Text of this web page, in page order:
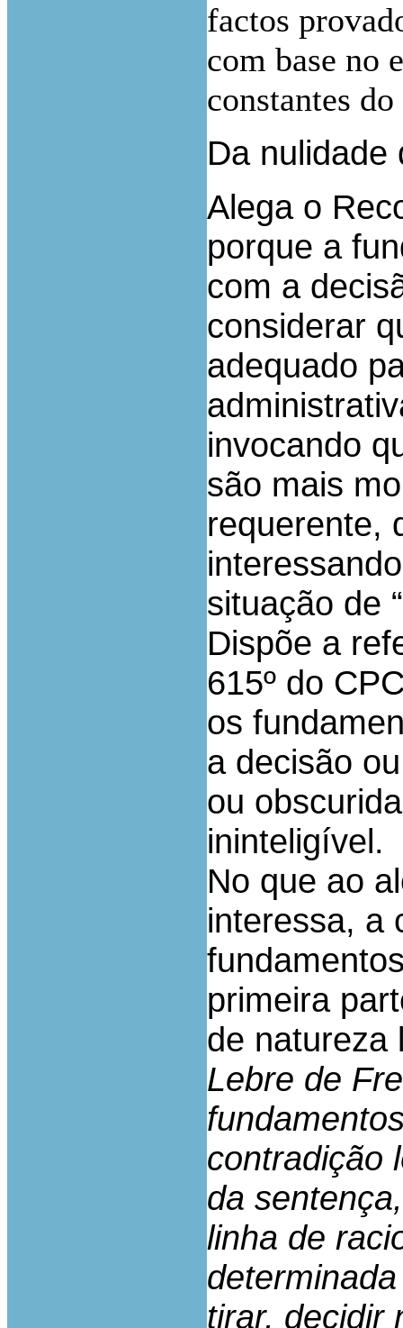
factos
com base no
constantes
Da nulidade
Alega o
porque a
com a
considerar
adequado
invocando
são mais
requerente,
situação de
Dispõe a
615º do
os
a decisão
ou
ininteligível.
No que ao
interessa, a
primeira
de
Lebre de
contradição
da
linha de
tirar, decidir